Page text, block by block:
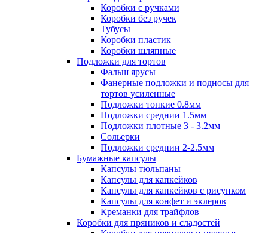
Коробки с ручками
Коробки без ручек
Тубусы
Коробки пластик
Коробки шляпные
Подложки для тортов
Фальш ярусы
Фанерные подложки и подносы для
тортов усиленные
Подложки тонкие 0.8мм
Подложки среднии 1.5мм
Подложки плотные 3 - 3.2мм
Сольерки
Подложки среднии 2-2.5мм
Бумажные капсулы
Капсулы тюльпаны
Капсулы для капкейков
Капсулы для капкейков с рисунком
Капсулы для конфет и эклеров
Креманки для трайфлов
Коробки для пряников и сладостей